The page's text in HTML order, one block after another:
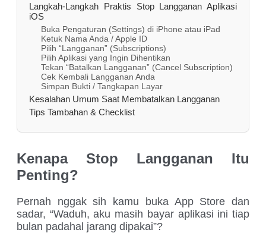
Langkah-Langkah Praktis Stop Langganan Aplikasi
iOS
Buka Pengaturan (Settings) di iPhone atau iPad
Ketuk Nama Anda / Apple ID
Pilih “Langganan” (Subscriptions)
Pilih Aplikasi yang Ingin Dihentikan
Tekan “Batalkan Langganan” (Cancel Subscription)
Cek Kembali Langganan Anda
Simpan Bukti / Tangkapan Layar
Kesalahan Umum Saat Membatalkan Langganan
Tips Tambahan & Checklist
Kenapa Stop Langganan Itu
Penting?
Pernah nggak sih kamu buka App Store dan
sadar, “Waduh, aku masih bayar aplikasi ini tiap
bulan padahal jarang dipakai”?